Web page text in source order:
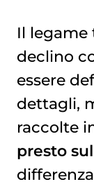
Il legame
declino
essere
dettagli,
raccolte
presto